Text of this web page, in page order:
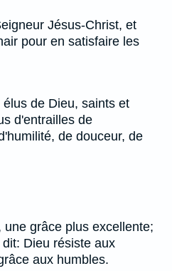
Jésus-Christ, et
pour en satisfaire les
de Dieu, saints et
d'entrailles de
de douceur, de
grâce plus excellente;
Dieu résiste aux
aux humbles.